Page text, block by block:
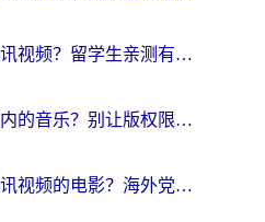
在国外如何看腾讯视频？留学生亲测有效的回国加速方案
在国外怎么听国内的音乐？别让版权限制断了你的华语歌单
怎么在国外看腾讯视频的电影？海外党亲测有效的回国加速指南